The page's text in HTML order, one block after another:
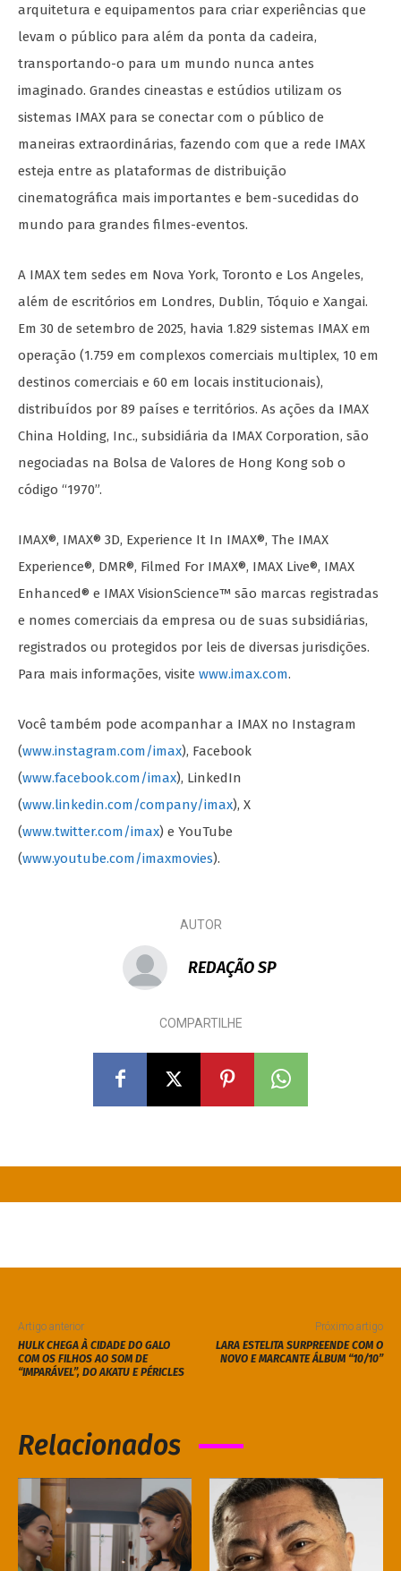
arquitetura e equipamentos para criar experiências que
levam o público para além da ponta da cadeira,
transportando-o para um mundo nunca antes
imaginado. Grandes cineastas e estúdios utilizam os
sistemas IMAX para se conectar com o público de
maneiras extraordinárias, fazendo com que a rede IMAX
esteja entre as plataformas de distribuição
cinematográfica mais importantes e bem-sucedidas do
mundo para grandes filmes-eventos.
A IMAX tem sedes em Nova York, Toronto e Los Angeles,
além de escritórios em Londres, Dublin, Tóquio e Xangai.
Em 30 de setembro de 2025, havia 1.829 sistemas IMAX em
operação (1.759 em complexos comerciais multiplex, 10 em
destinos comerciais e 60 em locais institucionais),
distribuídos por 89 países e territórios. As ações da IMAX
China Holding, Inc., subsidiária da IMAX Corporation, são
negociadas na Bolsa de Valores de Hong Kong sob o
código “1970”.
IMAX®, IMAX® 3D, Experience It In IMAX®, The IMAX
Experience®, DMR®, Filmed For IMAX®, IMAX Live®, IMAX
Enhanced® e IMAX VisionScience™ são marcas registradas
e nomes comerciais da empresa ou de suas subsidiárias,
registrados ou protegidos por leis de diversas jurisdições.
Para mais informações, visite www.imax.com.
Você também pode acompanhar a IMAX no Instagram
(www.instagram.com/imax), Facebook
(www.facebook.com/imax), LinkedIn
(www.linkedin.com/company/imax), X
(www.twitter.com/imax) e YouTube
(www.youtube.com/imaxmovies).
AUTOR
REDAÇÃO SP
COMPARTILHE
Artigo anterior
HULK CHEGA À CIDADE DO GALO
COM OS FILHOS AO SOM DE
“IMPARÁVEL”, DO AKATU E PÉRICLES
Próximo artigo
LARA ESTELITA SURPREENDE COM O
NOVO E MARCANTE ÁLBUM “10/10”
Relacionados